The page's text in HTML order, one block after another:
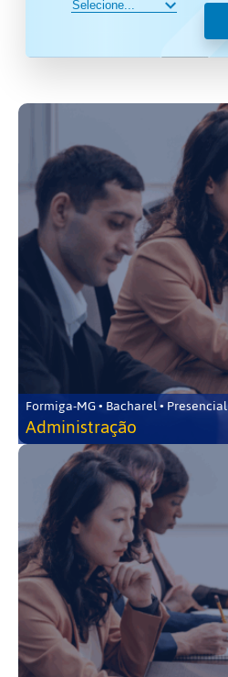
Formiga-MG • Bacharel • Presencial
Administração